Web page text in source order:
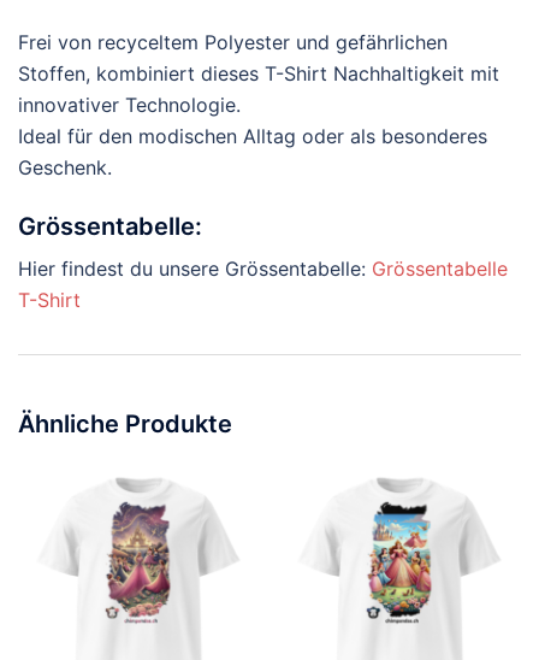
Frei von recyceltem Polyester und gefährlichen
Stoffen, kombiniert dieses T-Shirt Nachhaltigkeit mit
innovativer Technologie.
Ideal für den modischen Alltag oder als besonderes
Geschenk.
Grössentabelle:
Hier findest du unsere Grössentabelle: Grössentabelle
T-Shirt
Ähnliche Produkte